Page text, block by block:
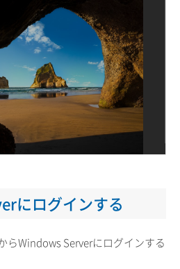
にログインする
らWindows Serverにログインする